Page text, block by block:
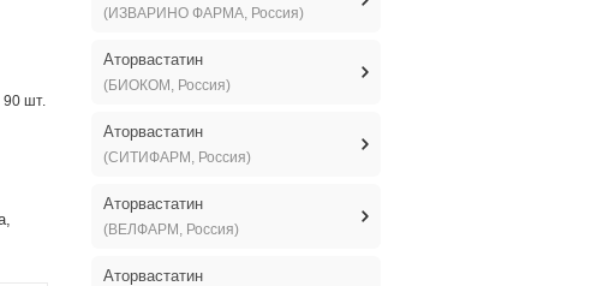
90 шт.
(ИЗВАРИНО ФАРМА, Россия)
Аторвастатин
(БИОКОМ, Россия)
Аторвастатин
(СИТИФАРМ, Россия)
Аторвастатин
(ВЕЛФАРМ, Россия)
Аторвастатин